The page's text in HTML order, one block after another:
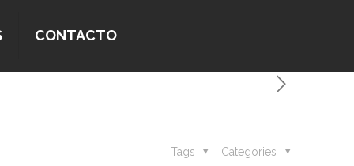
CONTACTO
Categories
Tags